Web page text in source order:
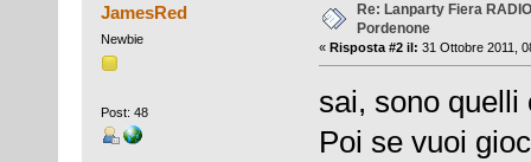
JamesRed
Newbie
Post: 48
Re: Lanparty Fiera
Pordenone
« Risposta #2 il: 31 Ottobre 2011,
sai, sono quelli
Poi se vuoi